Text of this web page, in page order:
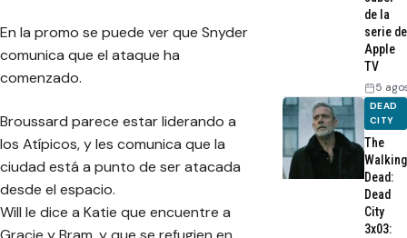
En la promo se puede ver que Snyder
comunica que el ataque ha
comenzado.
Broussard parece estar liderando a
los Atípicos, y les comunica que la
ciudad está a punto de ser atacada
desde el espacio.
Will le dice a Katie que encuentre a
de la
serie de
Apple
TV
5
DEAD
CITY
The
Walking
Dead:
Dead
City
3x03: